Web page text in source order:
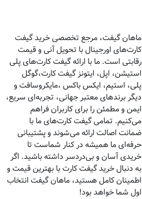
ماهان گیفت، مرجع تخصصی خرید گیفت
کارت‌های اورجینال با تحویل آنی و قیمت
رقابتی است. ما با ارائه گیفت کارت‌های پلی
استیشن، اپل، ایتونز گیفت کارت،گوگل
پلی، استیم، ایکس باکس ،مایکروسافت و
دیگر برندهای معتبر جهانی، تجربه‌ای سریع،
ایمن و مطمئن را برای کاربران فراهم
می‌کنیم. تمامی گیفت کارت‌های ما با
ضمانت اصالت ارائه می‌شوند و پشتیبانی
حرفه‌ای ما همیشه در کنار شماست تا
خریدی آسان و بی‌دردسر داشته باشید. اگر
به دنبال خرید گیفت کارت با بهترین قیمت و
اطمینان کامل هستید، ماهان گیفت انتخاب
اول شما خواهد بود!